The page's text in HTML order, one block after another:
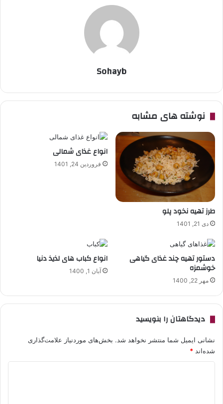
Sohayb
نوشته های مشابه
طرز تهیه نخود پلو
دی 21, 1401
انواع غذای شمالی
فروردین 24, 1401
دستور تهیه چند غذای گیاهی
خوشمزه
مهر 22, 1400
انواع کباب های لذیذ دنیا
آبان 1, 1400
دیدگاهتان را بنویسید
نشانی ایمیل شما منتشر نخواهد شد. بخش‌های موردنیاز علامت‌گذاری
شده‌اند *